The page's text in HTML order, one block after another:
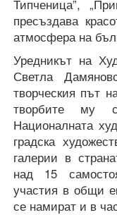
Типченица”,
пресъздава
атмосфера на
Уредникът на
Светла
творческия път
творбите му
Националната
градска
галерии в
над 15
участия в общи
се намират и в